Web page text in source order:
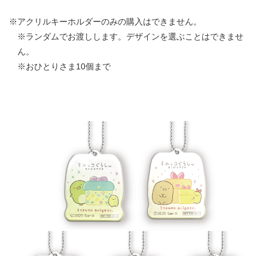
※アクリルキーホルダーのみの購入はできません。
※ランダムでお渡しします。デザインを選ぶことはできませ
ん。
※おひとりさま10個まで